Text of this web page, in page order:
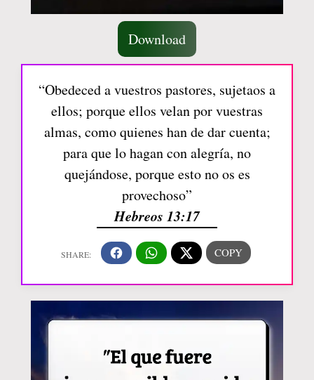
Download
“Obedeced a vuestros pastores, sujetaos a
ellos; porque ellos velan por vuestras
almas, como quienes han de dar cuenta;
para que lo hagan con alegría, no
quejándose, porque esto no os es
provechoso”
Hebreos 13:17